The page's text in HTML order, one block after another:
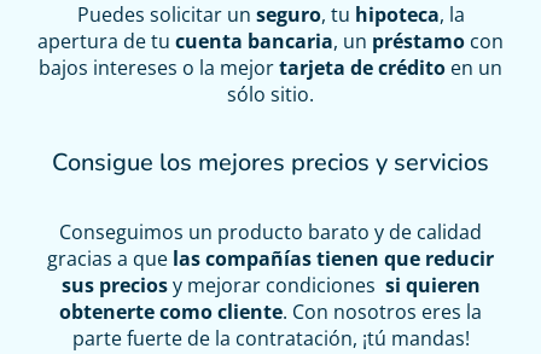
Puedes solicitar un seguro, tu hipoteca, la
apertura de tu cuenta bancaria, un préstamo con
bajos intereses o la mejortarjeta de crédito en un
sólo sitio.
Consigue los mejores precios y servicios
Conseguimos un producto barato y de calidad
gracias a que las compañías tienen que reducir
sus preciosy mejorar condiciones si quieren
obtenerte como cliente. Con nosotros eres la
parte fuerte de la contratación, ¡tú mandas!